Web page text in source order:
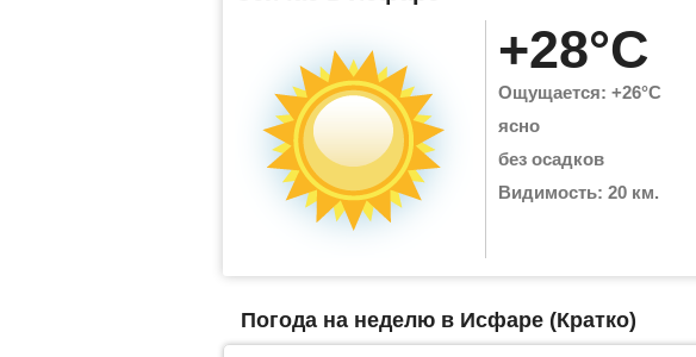
+28°C
Ощущается: +26°C
ясно
без осадков
Видимость: 20 км.
Погода на неделю в Исфаре (Кратко)